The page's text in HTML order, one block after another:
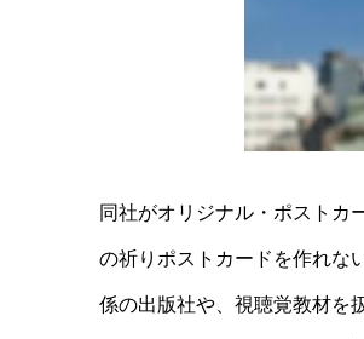
同社がオリジナル・ポストカ
の祈りポストカードを作れな
係の出版社や、視聴覚教材を